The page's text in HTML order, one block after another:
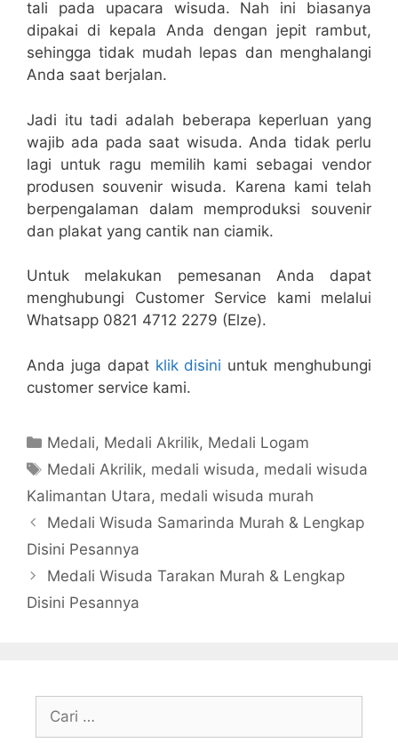
tali pada upacara wisuda. Nah ini biasanya
dipakai di kepala Anda dengan jepit rambut,
sehingga tidak mudah lepas dan menghalangi
Anda saat berjalan.
Jadi itu tadi adalah beberapa keperluan yang
wajib ada pada saat wisuda. Anda tidak perlu
lagi untuk ragu memilih kami sebagai vendor
produsen souvenir wisuda. Karena kami telah
berpengalaman dalam memproduksi souvenir
dan plakat yang cantik nan ciamik.
Untuk melakukan pemesanan Anda dapat
menghubungi Customer Service kami melalui
Whatsapp 0821 4712 2279 (Elze).
Anda juga dapat klik disini untuk menghubungi
customer service kami.
Kategori
Medali, Medali Akrilik, Medali Logam
Tag
Medali Akrilik, medali wisuda, medali wisuda
Kalimantan Utara, medali wisuda murah
Medali Wisuda Samarinda Murah & Lengkap
Disini Pesannya
Medali Wisuda Tarakan Murah & Lengkap
Disini Pesannya
untuk: